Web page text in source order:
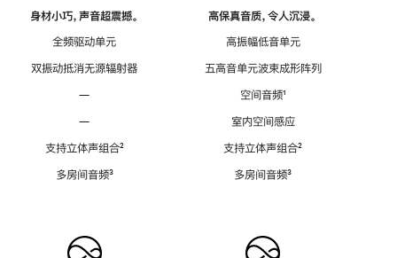
身材小巧，声音超震撼。
全频驱动单元
双振动抵消无源辐射器
—
—
支持立体声组合脚
²
多房间音频脚
³
高保真音质，令人沉浸。
高振幅低音单元
五高音单元波束成形阵列
空间音频脚
¹
室内空间感应
支持立体声组合脚
²
多房间音频脚
³